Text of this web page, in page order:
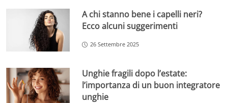
A chi stanno bene i capelli neri?
Ecco alcuni suggerimenti
26 Settembre 2025
Unghie fragili dopo l’estate:
l’importanza di un buon integratore
unghie